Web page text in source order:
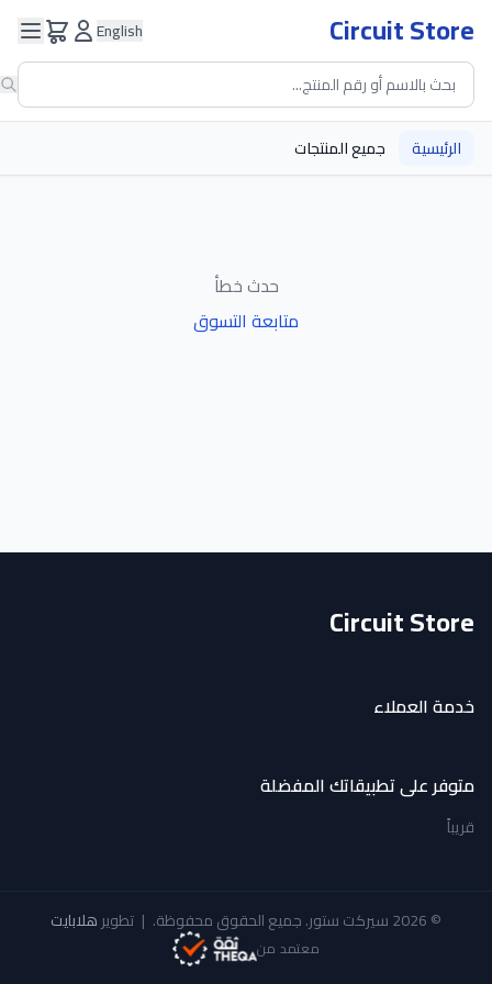
Circuit Store
English
الرئيسية جميع المنتجات
حدث خطأ
متابعة التسوق
Circuit Store
خدمة العملاء
متوفر على تطبيقاتك المفضلة
قريباً
© 2026 سيركت ستور. جميع الحقوق محفوظة. | تطويرهلابايت
معتمد من